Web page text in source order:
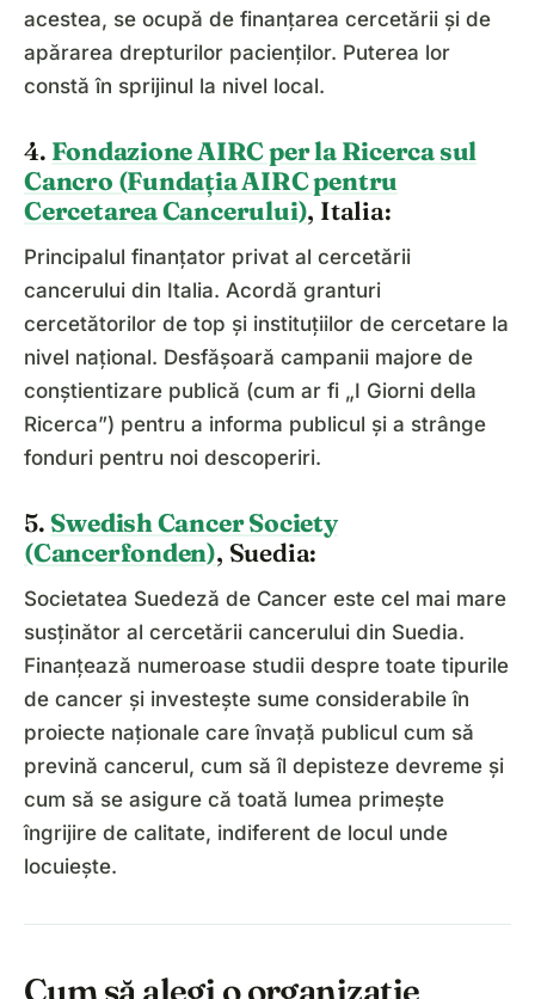
acestea, se ocupă de finanțarea cercetării și de
apărarea drepturilor pacienților. Puterea lor
constă în sprijinul la nivel local.
4. Fondazione AIRC per la Ricerca sul
Cancro (Fundația AIRC pentru
Cercetarea Cancerului), Italia:
Principalul finanțator privat al cercetării
cancerului din Italia. Acordă granturi
cercetătorilor de top și instituțiilor de cercetare la
nivel național. Desfășoară campanii majore de
conștientizare publică (cum ar fi „I Giorni della
Ricerca”) pentru a informa publicul și a strânge
fonduri pentru noi descoperiri.
5. Swedish Cancer Society
(Cancerfonden), Suedia:
Societatea Suedeză de Cancer este cel mai mare
susținător al cercetării cancerului din Suedia.
Finanțează numeroase studii despre toate tipurile
de cancer și investește sume considerabile în
proiecte naționale care învață publicul cum să
prevină cancerul, cum să îl depisteze devreme și
cum să se asigure că toată lumea primește
îngrijire de calitate, indiferent de locul unde
locuiește.